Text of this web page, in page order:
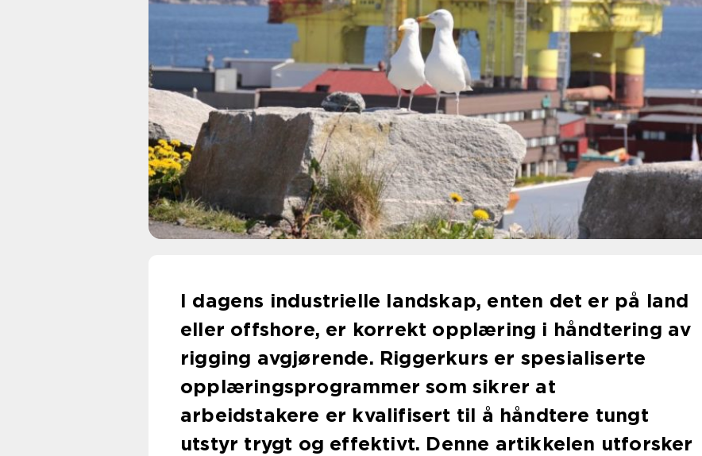
I dagens industrielle landskap, enten det er på land
eller offshore, er korrekt opplæring i håndtering av
rigging avgjørende. Riggerkurs er spesialiserte
opplæringsprogrammer som sikrer at
arbeidstakere er kvalifisert til å håndtere tungt
utstyr trygt og effektivt. Denne artikkelen utforsker